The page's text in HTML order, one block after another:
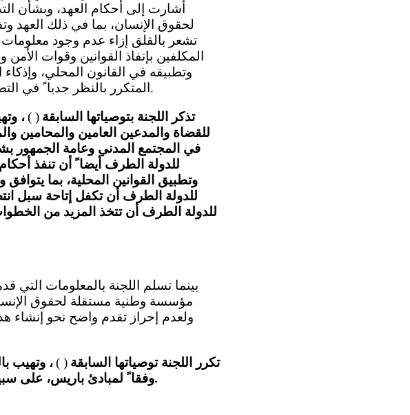
أشارت إلى أحكام العهد، وبشأن
لحقوق الإنسان، بما في ذلك العهد
تشعر بالقلق إزاء عدم وجود
المكلفين بإنفاذ القوانين وقوات
وتطبيقه في القانون المحلي،
المتكرر بالنظر جديا ً في التصديق على البروتوكول الاختياري الأول الملحق بالعهد (المادة 2 ).
تذكر اللجنة بتوصياتها السابقة ( )،
للقضاة والمدعين العامين والمحامين
في المجتمع المدني وعامة الجمهور
للدولة الطرف أيضا ً أن تنفذ
وتطبيق القوانين المحلية، بما
للدولة الطرف أن تكفل إتاحة سبل
للدولة الطرف أن تتخذ المزيد من
مؤسسة وطنية مستقلة لحقوق
ولعدم إحراز تقدم واضح نحو إنشاء
تكرر اللجنة توصياتها السابقة ( )، وتهيب
وفقا ً لمبادئ باريس، على سبيل الأولوية، وتخصيص موارد مالية وبشرية كافية لهذه المؤسسة.